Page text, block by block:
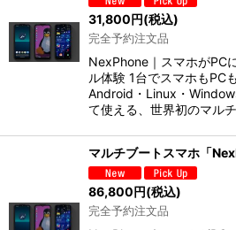
31,800円(税込)
完全予約注文品
NexPhone｜スマホがPC
ル体験 1台でスマホもPC
Android・Linux・
て使える、世界初のマル
マルチブートスマホ「
86,800円(税込)
完全予約注文品